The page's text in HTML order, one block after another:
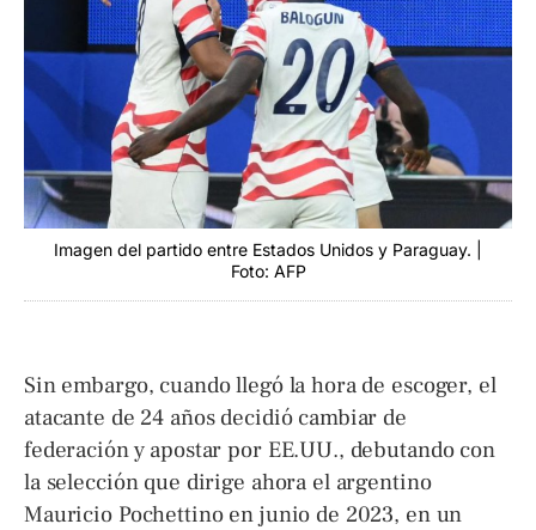
Imagen del partido entre Estados Unidos y Paraguay. |
Foto: AFP
Sin embargo, cuando llegó la hora de escoger, el
atacante de 24 años decidió cambiar de
federación y apostar por EE.UU., debutando con
la selección que dirige ahora el argentino
Mauricio Pochettino en junio de 2023, en un